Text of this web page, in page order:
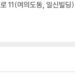
11(여의도동, 일신빌딩)